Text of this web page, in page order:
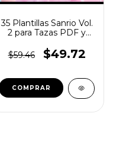
35 Plantillas Sanrio Vol.
2 para Tazas PDF y
$59.46
$49.72